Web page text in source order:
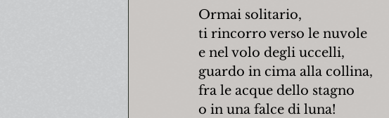
Ormai solitario,
ti rincorro verso le nuvole
e nel volo degli uccelli,
guardo in cima alla collina,
fra le acque dello stagno
o in una falce di luna!